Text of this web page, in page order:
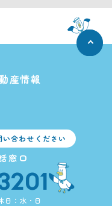
産情報
合わせください
窓口
日：水・日